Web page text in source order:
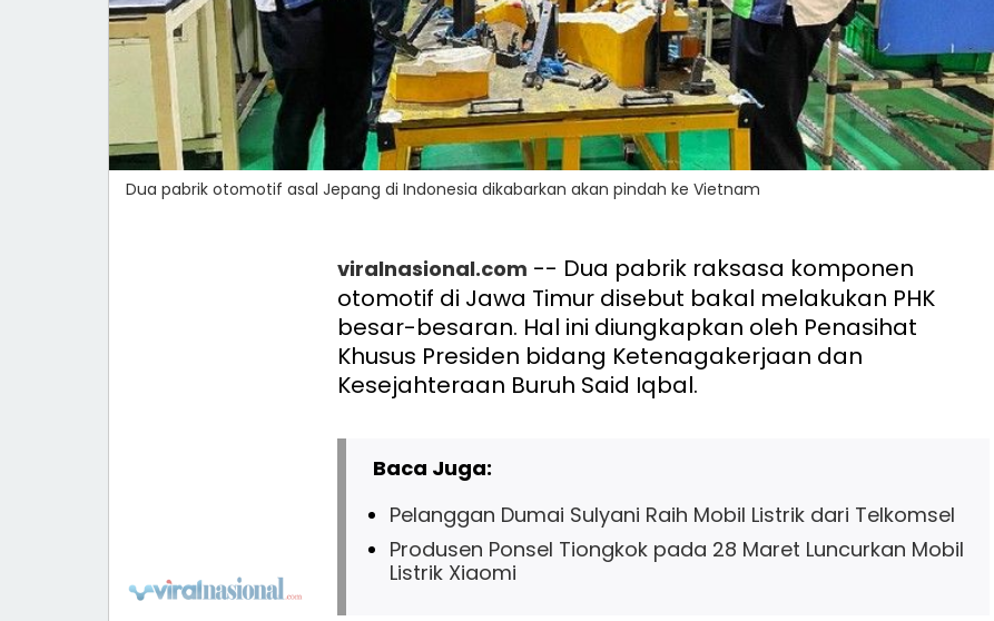
Dua pabrik otomotif asal Jepang di Indonesia dikabarkan akan pindah ke Vietnam
viralnasional.com -- Dua pabrik raksasa komponen
otomotif di Jawa Timur disebut bakal melakukan PHK
besar-besaran. Hal ini diungkapkan oleh Penasihat
Khusus Presiden bidang Ketenagakerjaan dan
Kesejahteraan Buruh Said Iqbal.
Baca Juga:
Pelanggan Dumai Sulyani Raih Mobil Listrik dari Telkomsel
Produsen Ponsel Tiongkok pada 28 Maret Luncurkan Mobil
Listrik Xiaomi